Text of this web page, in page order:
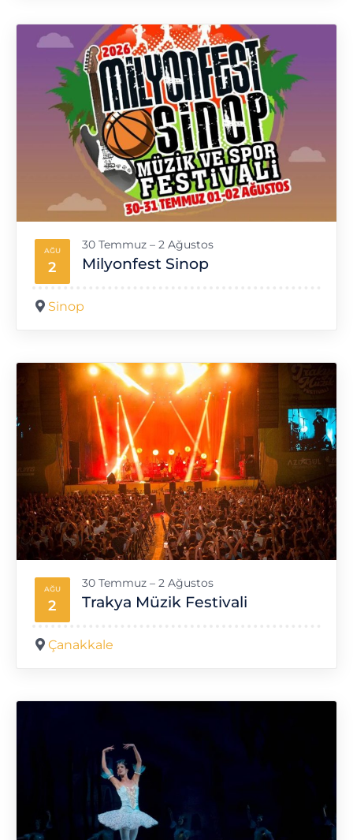
AĞU
2 Milyonfest Sinop
30 Temmuz – 2 Ağustos
Sinop
AĞU
2 Trakya Müzik Festivali
30 Temmuz – 2 Ağustos
Çanakkale